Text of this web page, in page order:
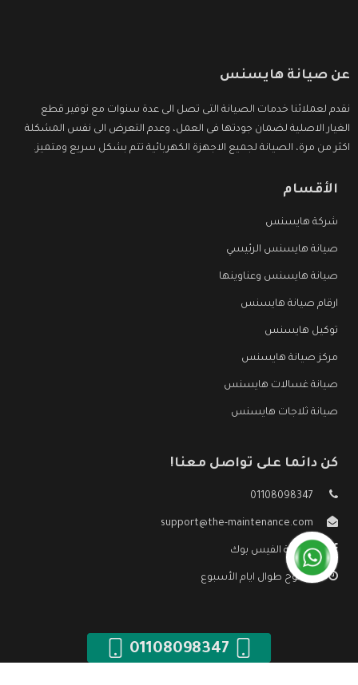
عن صيانة هايسنس
نقدم لعملائنا خدمات الصيانة التى تصل الى عدة سنوات مع توفير قطع
الغيار الاصلية لضمان جودتها فى العمل، وعدم التعرض الى نفس المشكلة
اكثر من مرة، الصيانة لجميع الاجهزة الكهربائية تتم بشكل سريع ومتميز.
الأقسام
شركة هايسنس
صيانة هايسنس الرئيسي
صيانة هايسنس وعناوينها
ارقام صيانة هايسنس
توكيل هايسنس
مركز صيانة هايسنس
صيانة غسالات هايسنس
صيانة ثلاجات هايسنس
كن دائما على تواصل معنا!
01108098347
support@the-maintenance.com
صفحة الفيس بوك
مفتوح طوال ايام الأسبوع
01108098347